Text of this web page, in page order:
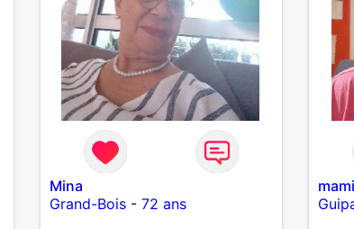
Mina
Grand-Bois- 72 ans